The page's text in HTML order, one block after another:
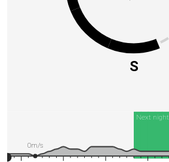
S
Next night
0m/s